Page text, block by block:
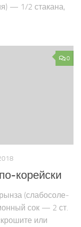
— 1/2 стакана,
0
корейски
(слабосоле­
сок — 2 ст.
или